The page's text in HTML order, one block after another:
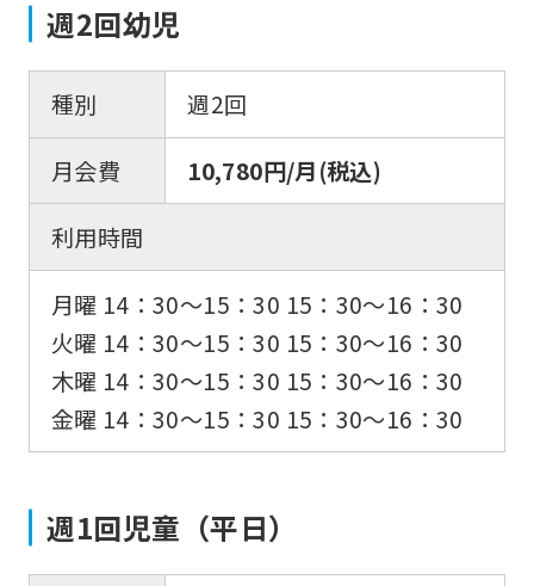
週2回幼児
種別
週2回
月会費
10,780円/月(税込)
利用時間
月曜 14：30〜15：30 15：30〜16：30
火曜 14：30〜15：30 15：30〜16：30
木曜 14：30〜15：30 15：30〜16：30
金曜 14：30〜15：30 15：30〜16：30
週1回児童（平日）